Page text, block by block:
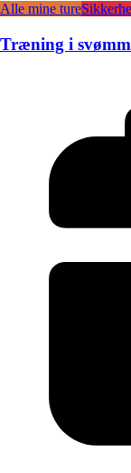
Alle mine ture
Træning i